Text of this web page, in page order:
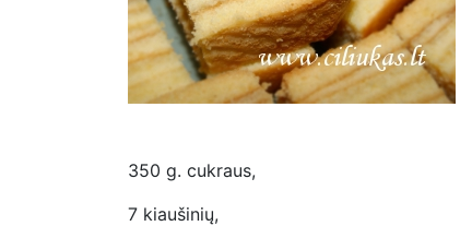
350 g. cukraus,
7 kiaušinių,